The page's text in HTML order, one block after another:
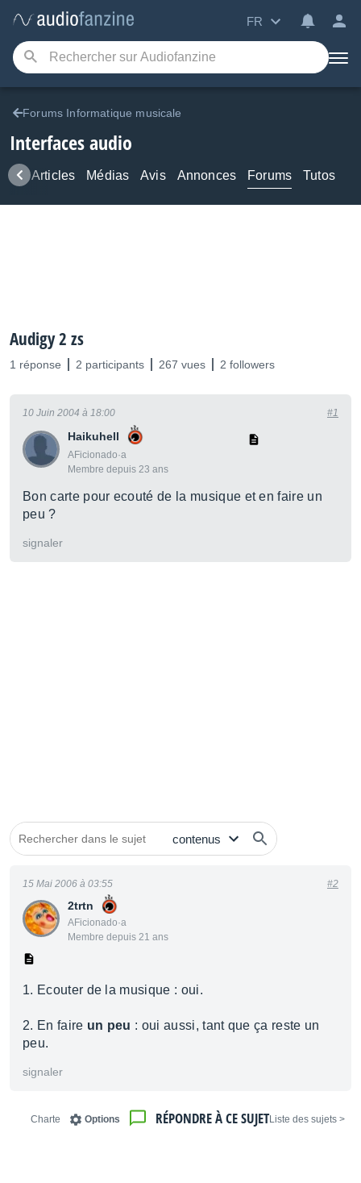
FR
Forums Informatique musicale
Interfaces audio
Articles Médias Avis Annonces Forums Tutos
Audigy 2 zs
1 réponse 2 participants 267 vues 2 followers
Haikuhell
AFicionado·a
Membre depuis 23 ans
10 Juin 2004 à 18:00 #1
Bon carte pour ecouté de la musique et en faire un
peu ?
signaler
2trtn
AFicionado·a
Membre depuis 21 ans
15 Mai 2006 à 03:55 #2
1. Ecouter de la musique : oui.
2. En faire un peu : oui aussi, tant que ça reste un
peu.
signaler
< Liste des sujets
RÉPONDRE À CE SUJET
Options
Charte